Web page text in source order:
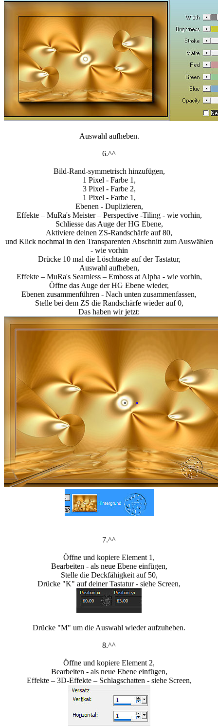
Auswahl aufheben.
6.^^
Bild-Rand-symmetrisch hinzufügen,
1 Pixel - Farbe 1,
3 Pixel - Farbe 2,
1 Pixel - Farbe 1,
Ebenen - Duplizieren,
Effekte – MuRa's Meister – Perspective -Tiling - wie vorhin,
Schliesse das Auge der HG Ebene,
Aktiviere deinen ZS-Randschärfe auf 80,
und Klick nochmal in den Transparenten Abschnitt zum Auswählen
- wie vorhin
Drücke 10 mal die Löschtaste auf der Tastatur,
Auswahl aufheben,
Effekte – MuRa's Seamless – Emboss at Alpha - wie vorhin,
Öffne das Auge der HG Ebene wieder,
Ebenen zusammenführen - Nach unten zusammenfassen,
Stelle bei dem ZS die Randschärfe wieder auf 0,
Das haben wir jetzt:
7.^^
Öffne und kopiere Element 1,
Bearbeiten - als neue Ebene einfügen,
Stelle die Deckfähigkeit auf 50,
Drücke "K" auf deiner Tastatur - siehe Screen,
Drücke "M" um die Auswahl wieder aufzuheben.
8.^^
Öffne und kopiere Element 2,
Bearbeiten - als neue Ebene einfügen,
Effekte – 3D-Effekte – Schlagschatten - siehe Screen,